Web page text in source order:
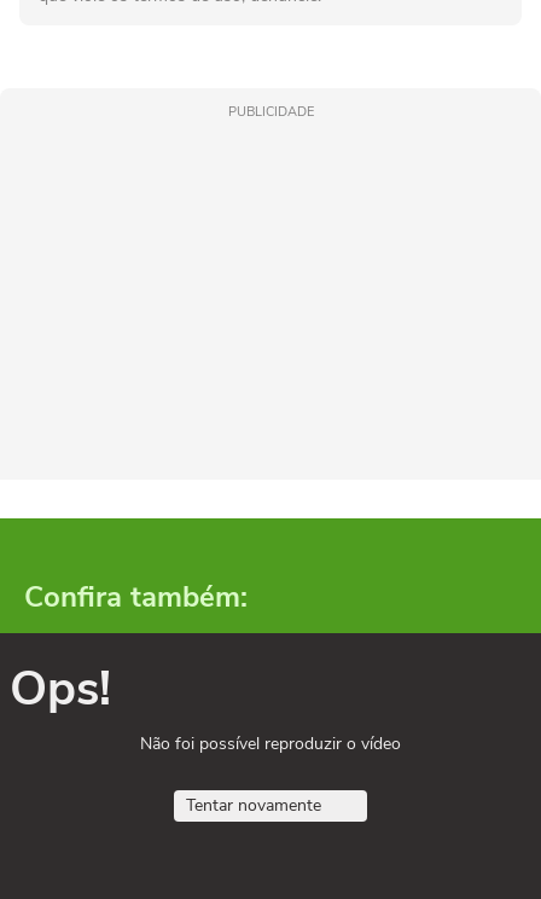
PUBLICIDADE
Confira também:
Ops!
Não foi possível reproduzir o vídeo
Tentar novamente